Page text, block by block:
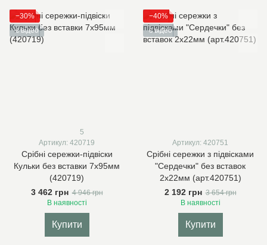
−30%
є відео
5
Артикул: 420719
Срібні сережки-підвіски
Кульки без вставки 7х95мм
(420719)
3 462 грн 4 946 грн
В наявності
Купити
−40%
є відео
Артикул: 420751
Срібні сережки з підвісками
"Сердечки" без вставок
2х22мм (арт.420751)
2 192 грн 3 654 грн
В наявності
Купити